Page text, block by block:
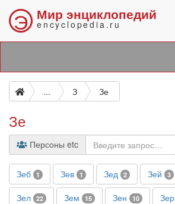
Э Мир энциклопедий
encyclopedia.ru
... З Зе
Зе
Персоны etc
Зеб 1 Зев 1 Зед 2 Зей 3
Зел 22 Зем 15 Зен 10 Зер